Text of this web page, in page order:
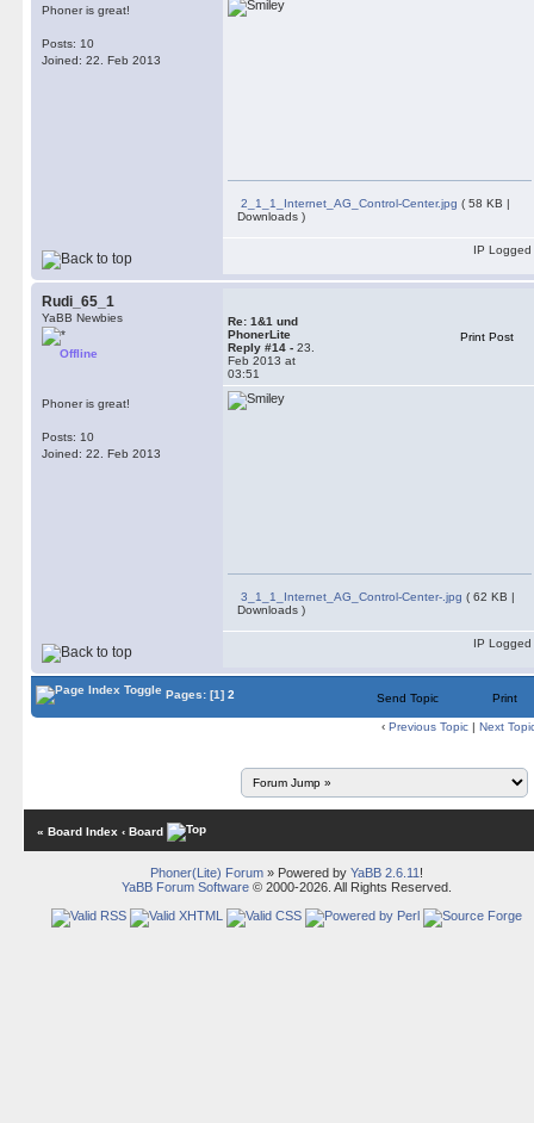
Phoner is great!
Posts: 10
Joined: 22. Feb 2013
2_1_1_Internet_AG_Control-Center.jpg ( 58 KB |
Downloads )
IP Logged
Rudi_65_1
YaBB Newbies
Offline
Phoner is great!
Posts: 10
Joined: 22. Feb 2013
Re: 1&1 und
PhonerLite
Reply #14 - 23.
Feb 2013 at
03:51
Print Post
3_1_1_Internet_AG_Control-Center-.jpg ( 62 KB |
Downloads )
IP Logged
Pages: [1] 2 Send Topic Print
‹ Previous Topic | Next
« Board Index ‹ Board
Phoner(Lite) Forum» Powered by YaBB 2.6.11 !
YaBB Forum Software© 2000-2026. All Rights Reserved.